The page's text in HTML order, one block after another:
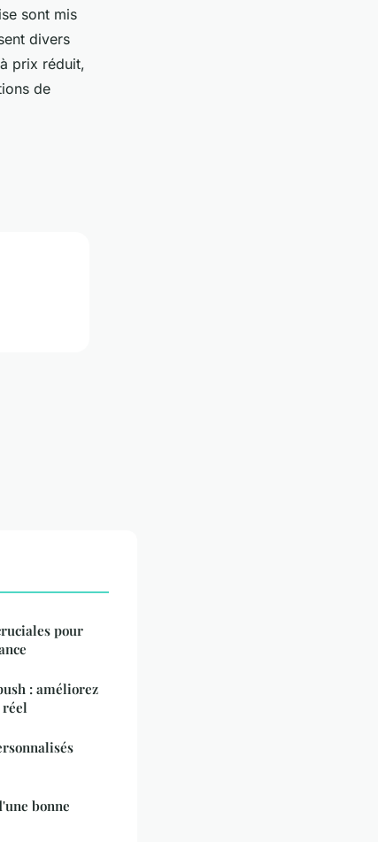
sont mis
divers
prix réduit,
de
pour
: améliorez
bonne